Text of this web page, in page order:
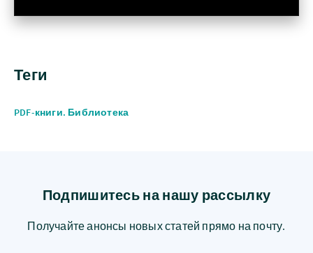
Теги
PDF-книги. Библиотека
Подпишитесь на нашу рассылку
Получайте анонсы новых статей прямо на почту.